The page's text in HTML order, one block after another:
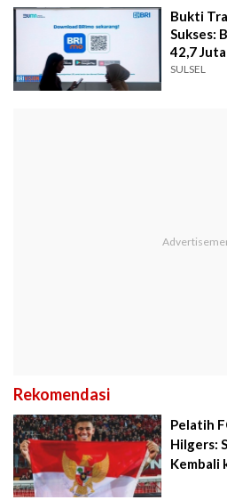
Bukti
Sukses:
42,7
SULSEL
Rekomendasi
Pelatih
Hilgers:
Kembali